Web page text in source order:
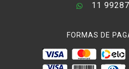
11
FORMAS DE